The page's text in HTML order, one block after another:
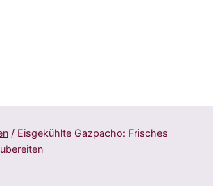
/ Eisgekühlte Gazpacho: Frisches